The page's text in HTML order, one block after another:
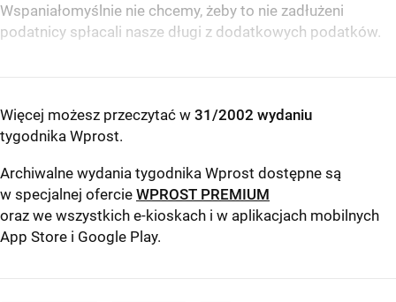
Wspaniałomyślnie nie chcemy, żeby to nie zadłużeni
podatnicy spłacali nasze długi z dodatkowych podatków.
Więcej możesz przeczytać w 31/2002 wydaniu
tygodnika Wprost.
Archiwalne wydania tygodnika Wprost dostępne są
w specjalnej ofercie WPROST PREMIUM
oraz we wszystkich e-kioskach i w aplikacjach mobilnych
App Store i Google Play.